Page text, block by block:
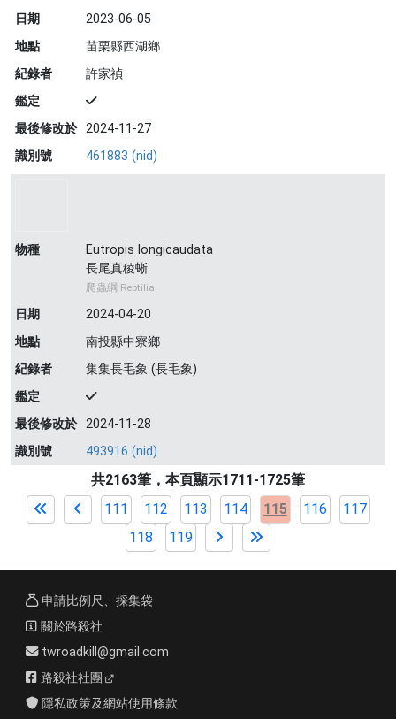
日期
2023-06-05
地點
苗栗縣西湖鄉
紀錄者
許家禎
鑑定
最後修改於 2024-11-27
識別號
461883 (nid)
物種
Eutropis longicaudata
長尾真稜蜥
爬蟲綱 Reptilia
日期
2024-04-20
地點
南投縣中寮鄉
紀錄者
集集長毛象 (長毛象)
鑑定
最後修改於 2024-11-28
識別號
493916 (nid)
共2163筆，本頁顯示1711-1725筆
111
112 113 114 115 116
117
118
119
申請比例尺、採集袋
關於路殺社
twroadkill@gmail.com
路殺社社團
隱私政策及網站使用條款